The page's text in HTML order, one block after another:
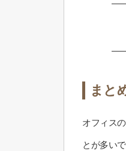
まと
オフィス
とが多いで